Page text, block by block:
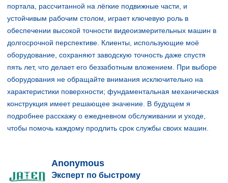
портала, рассчитанной на лёгкие подвижные части, и
устойчивым рабочим столом, играет ключевую роль в
обеспечении высокой точности видеоизмерительных машин в
долгосрочной перспективе. Клиенты, использующие моё
оборудование, сохраняют заводскую точность даже спустя
пять лет, что делает его беззаботным вложением. При выборе
оборудования не обращайте внимания исключительно на
характеристики поверхности; фундаментальная механическая
конструкция имеет решающее значение. В будущем я
подробнее расскажу о ежедневном обслуживании и уходе,
чтобы помочь каждому продлить срок службы своих машин.
Anonymous
Эксперт по быстрому